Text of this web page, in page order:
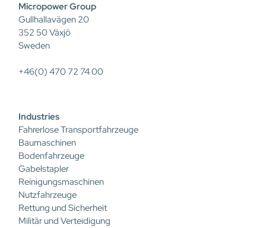
Micropower Group
Gullhallavägen 20
352 50 Växjö
Sweden
+46(0) 470 72 74 00
Industries
Fahrerlose Transportfahrzeuge
Baumaschinen
Bodenfahrzeuge
Gabelstapler
Reinigungsmaschinen
Nutzfahrzeuge
Rettung und Sicherheit
Militär und Verteidigung